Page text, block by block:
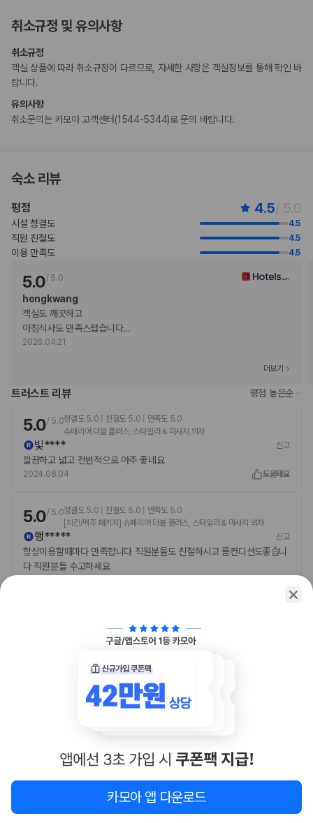
않고 이용할 경우 무료로 숙박할 수 있습니다.
로 숙박 시설에 직접 연락하여 요청하실 수 있습니다.
부가 정보
추가 안내사항
간이/추가 침대 이용 불가
위 목록에 명시되지 않은 다른 항목이 있을 수 있습니다. 요금 및 보증금은 세전
현장 결제 유형 및 수단
Visa
직불카드
현금
American Express
Mastercard
반려동물
반려동물 동반 불가
취소규정 및 유의사항
취소규정
객실 상품에 따라 취소규정이 다르므로, 자세한 사항은 객실정보를 통해 확인 바
랍니다.
유의사항
취소문의는 카모아 고객센터(1544-5344)로 문의 바랍니다.
숙소 리뷰
평점 4.5/ 5.0
시설 청결도 4.5
직원 친절도 4.5
이용 만족도 4.5
5.0/ 5.0
hongkwang
객실도 깨끗하고
아침식사도 만족스럽습니다…
2026.04.21
더보기
트러스트 리뷰 평점 높은순
5.0/ 5.0청결도 5.0 | 친절도 5.0 | 만족도 5.0
슈페리어 더블 플러스, 스타일러 & 마사지 의자
빛**** 신고
깔끔하고 넓고 전반적으로 아주 좋네요
2024.08.04 도움돼요
5.0/ 5.0청결도 5.0 | 친절도 5.0 | 만족도 5.0
[치킨/맥주 패키지] 슈페리어 더블 플러스, 스타일러 & 마사지 의자
행***** 신고
항상이용할때마다 만족합니다 직원분들도 친절하시고 룸컨디션도좋습니
다 직원분들 수고하세요
함께 가는 친구에게 정보를 공유해보세요
카카오톡 링크복사
카모아 앱 다운로드